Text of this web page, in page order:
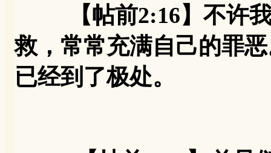
【帖前2:16】不许我
救，常常充满自己的罪
已经到了极处。